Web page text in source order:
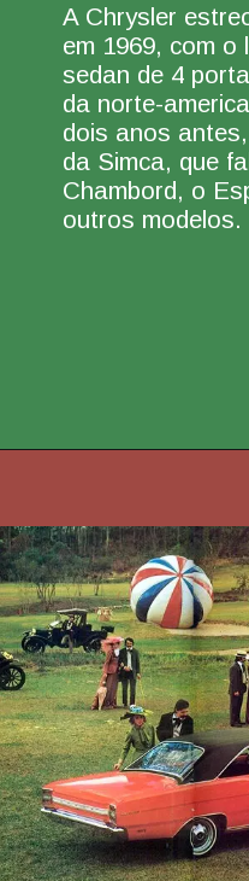
A Chrysler
em 1969, com o
sedan de 4
da norte-
dois anos
da Simca, que
Chambord, o
outros modelos.